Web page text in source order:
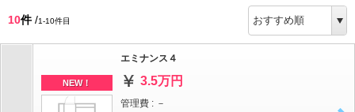
10件/1-10件目
NEW！
エミナンス４
3.5万円
管理費 : －